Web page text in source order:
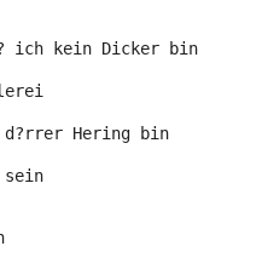
ich kein Dicker bin
Hering bin
sein